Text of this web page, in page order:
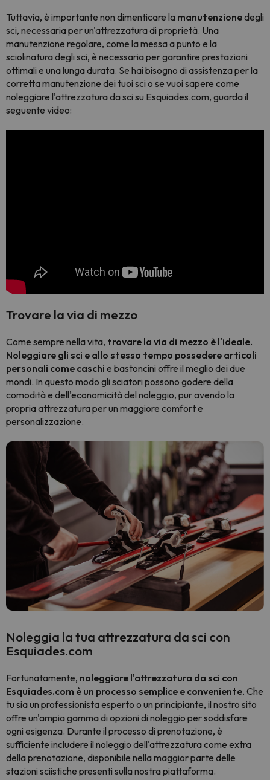
Tuttavia, è importante non dimenticare la manutenzionedegli
sci, necessaria per un'attrezzatura di proprietà. Una
manutenzione regolare, come la messa a punto e la
sciolinatura degli sci, è necessaria per garantire prestazioni
ottimali e una lunga durata. Se hai bisogno di assistenza per la
corretta manutenzione dei tuoi sci o se vuoi sapere come
noleggiare l'attrezzatura da sci su Esquiades.com, guarda il
seguente video:
Trovare la via di mezzo
Come sempre nella vita, trovare la via di mezzo è l'ideale.
Noleggiare gli sci e allo stesso tempo possedere articoli
personali come caschi e bastoncini offre il meglio dei due
mondi. In questo modo gli sciatori possono godere della
comodità e dell'economicità del noleggio, pur avendo la
propria attrezzatura per un maggiore comfort e
personalizzazione.
Noleggia la tua attrezzatura da sci con
Esquiades.com
Fortunatamente, noleggiare l'attrezzatura da sci con
Esquiades.com è un processo semplice e conveniente. Che
tu sia un professionista esperto o un principiante, il nostro sito
offre un'ampia gamma di opzioni di noleggio per soddisfare
ogni esigenza. Durante il processo di prenotazione, è
sufficiente includere il noleggio dell'attrezzatura come extra
della prenotazione, disponibile nella maggior parte delle
stazioni sciistiche presenti sulla nostra piattaforma.